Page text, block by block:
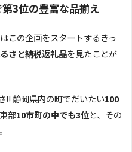
3位の豊富な品揃え
この企画をスタートするきっ
さと納税返礼品を見たことが
!! 静岡県内の町でだいたい100
部10市町の中でも3位と、その